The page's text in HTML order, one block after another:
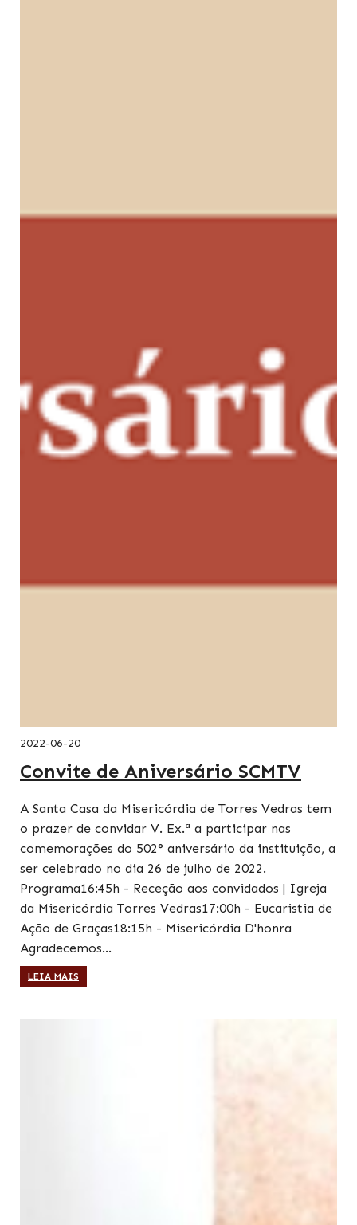
2022-06-20
Convite de Aniversário SCMTV
A Santa Casa da Misericórdia de Torres Vedras tem
o prazer de convidar V. Ex.ª a participar nas
comemorações do 502° aniversário da instituição, a
ser celebrado no dia 26 de julho de 2022.
Programa16:45h - Receção aos convidados | Igreja
da Misericórdia Torres Vedras17:00h - Eucaristia de
Ação de Graças18:15h - Misericórdia D'honra
Agradecemos…
LEIA MAIS